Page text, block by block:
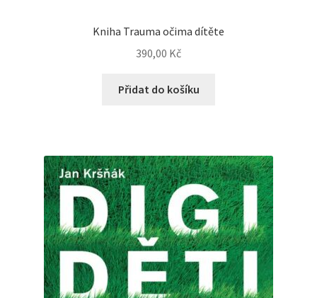
Kniha Trauma očima dítěte
390,00 Kč
Přidat do košíku